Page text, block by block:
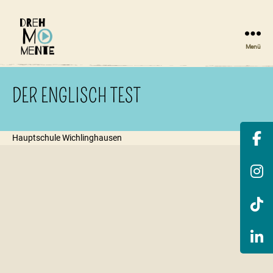
Menü
DER ENGLISCH TEST
Hauptschule Wichlinghausen